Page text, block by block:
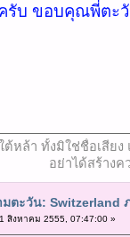
ครับ ขอบคุณพี่ตะ
ต้หล้า ทั้งมิใช่ชื่อเสีย
อย่าได้สร้างค
มตะวัน: Switzerland
สิงหาคม 2555, 07:47:00 »